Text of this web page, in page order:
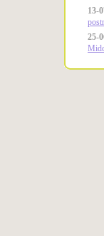
13-
25-